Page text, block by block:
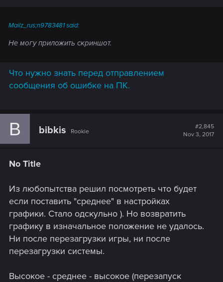
Mailz_rus;n9783481 said:
Не могу приложить скриншот.
Что нужно знать перед отправлением
сообщения об ошибке на ПК.
B bibkis Rookie
#2,845
Nov 3, 2017
No Title
Из любопытства решил посмотреть что будет
если поставить "среднее" в настройках
графики. Стало одскульно ). Но возвратить
графику в изначальное положение не удалось.
Ни после перезагрузки игры, ни после
перезагрузки системы.
Высокое - среднее - высокое (перезапуск